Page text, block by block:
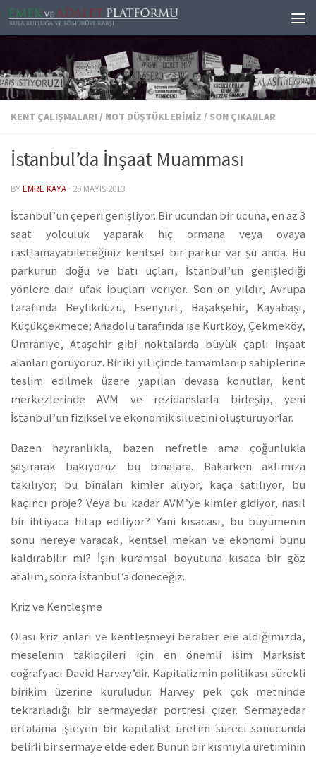
Skip to content
KENT ÇALIŞMALARI/ NOT DÜŞTÜKLERIMIZ / SON ÇIKANLAR
İstanbul’da İnşaat Muamması
BYEMRE KAYA · 29 MAYIS 2013
İstanbul’un çeperi genişliyor. Bir ucundan bir ucuna, en az 3
saat yolculuk yaparak hiç ormana veya ovaya
rastlamayabileceğiniz kentsel bir parkur var şu anda. Bu
parkurun doğu ve batı uçları, İstanbul’un genişlediği
yönlere dair ufak ipuçları veriyor. Son on yıldır, Avrupa
tarafında Beylikdüzü, Esenyurt, Başakşehir, Kayabaşı,
Küçükçekmece; Anadolu tarafında ise Kurtköy, Çekmeköy,
Ümraniye, Ataşehir gibi noktalarda büyük çaplı inşaat
alanları görüyoruz. Bir iki yıl içinde tamamlanıp sahiplerine
teslim edilmek üzere yapılan devasa konutlar, kent
merkezlerinde AVM ve rezidanslarla birleşip, yeni
İstanbul’un fiziksel ve ekonomik siluetini oluşturuyorlar.
Bazen hayranlıkla, bazen nefretle ama çoğunlukla
şaşırarak bakıyoruz bu binalara. Bakarken aklımıza
takılıyor; bu binaları kimler alıyor, kaça satılıyor, bu
kaçıncı proje? Veya bu kadar AVM’ye kimler gidiyor, nasıl
bir ihtiyaca hitap ediliyor? Yani kısacası, bu büyümenin
sonu nereye varacak, kentsel mekan ve ekonomi bunu
kaldırabilir mi? İşin kuramsal boyutuna kısaca bir göz
atalım, sonra İstanbul’a döneceğiz.
Kriz ve Kentleşme
Olası kriz anları ve kentleşmeyi beraber ele aldığımızda,
meselenin takipçileri için en önemli isim Marksist
coğrafyacı David Harvey’dir. Kapitalizmin politikası sürekli
birikim üzerine kuruludur. Harvey pek çok metninde
tekrarladığı bir sermayedar portresi çizer. Sermayedar
ortalama işleyen bir kapitalist üretim süreci sonucunda
belirli bir sermaye elde eder. Bunun bir kısmıyla üretiminin